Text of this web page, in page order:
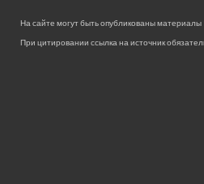
На сайте могут быть опубликованы материалы
При цитировании ссылка на источник